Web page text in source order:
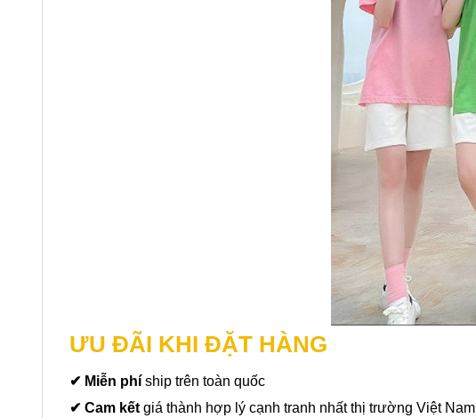
ƯU ĐÃI KHI ĐẶT HÀNG
✔ Miễn phí ship trên toàn quốc
✔ Cam kết giá thành hợp lý cạnh tranh nhất thị trường Việt Nam